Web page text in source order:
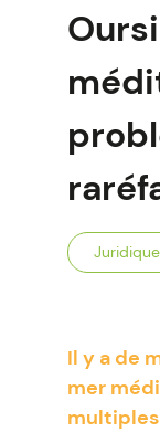
Juridique
Il y a de
mer